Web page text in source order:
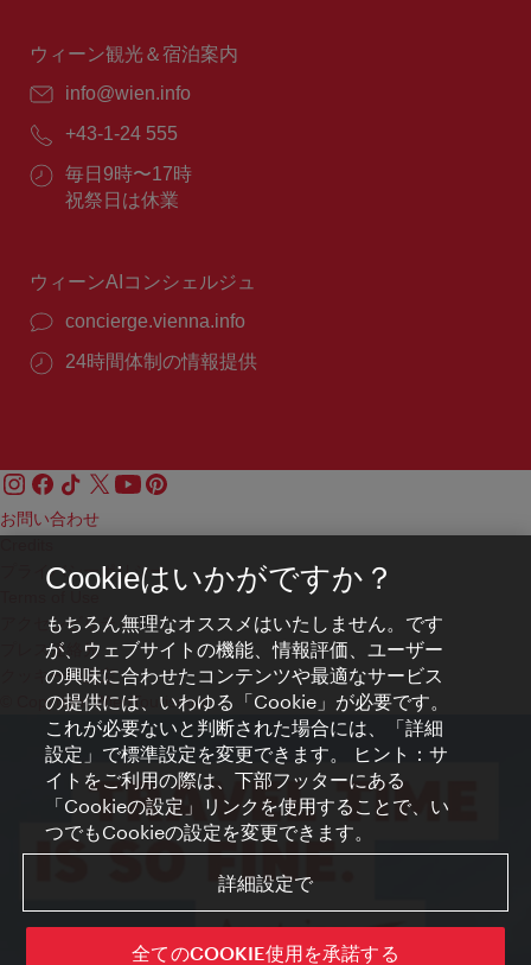
間：
ウィーン観光＆宿泊案内
E
ー
ル：
info@wien.info
電
番
号：
+43-1-24 555
営
業
毎日9時〜17時
祝祭日は休業
ウィーンAIコンシェルジュ
concierge.vienna.info
24時間体制の情報提供
お問い合わせ
プライバシーポリシー
アクセシビリティ
プレス連絡先
クッキーの設定
© Copyright WienTourismus
Cookieはいかがですか？
もちろん無理なオススメはいたしません。です
が、ウェブサイトの機能、情報評価、ユーザー
の興味に合わせたコンテンツや最適なサービス
の提供には、いわゆる「Cookie」が必要です。
これが必要ないと判断された場合には、「詳細
設定」で標準設定を変更できます。 ヒント：サ
イトをご利用の際は、下部フッターにある
「Cookieの設定」リンクを使用することで、い
つでもCookieの設定を変更できます。
詳細設定で
全てのCOOKIE使用を承諾する